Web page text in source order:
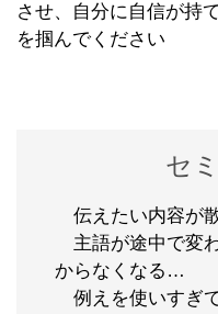
させ、自分に自信が持
を掴んでください
セ
伝えたい内容が
主語が途中で変
からなくなる…
例えを使いすぎ